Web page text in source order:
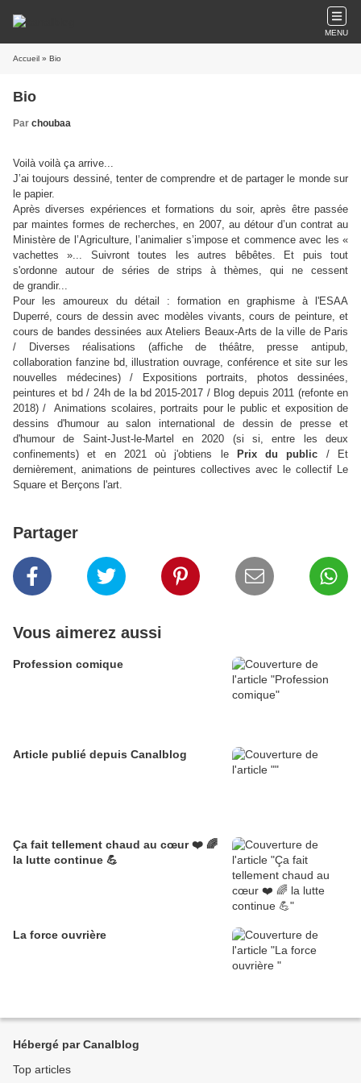
MENU
Accueil » Bio
Bio
Par choubaa
Voilà voilà ça arrive...
J’ai toujours dessiné, tenter de comprendre et de partager le monde sur
le papier.
Après diverses expériences et formations du soir, après être passée
par maintes formes de recherches, en 2007, au détour d’un contrat au
Ministère de l’Agriculture, l’animalier s’impose et commence avec les «
vachettes »... Suivront toutes les autres bêbêtes. Et puis tout
s'ordonne autour de séries de strips à thèmes, qui ne cessent
de grandir...
Pour les amoureux du détail : formation en graphisme à l'ESAA
Duperré, cours de dessin avec modèles vivants, cours de peinture, et
cours de bandes dessinées aux Ateliers Beaux-Arts de la ville de Paris
/
Diverses réalisations (affiche de théâtre, presse antipub,
collaboration fanzine bd, illustration ouvrage, conférence et site sur les
nouvelles médecines) / Expositions portraits, photos dessinées,
peintures et bd / 24h de la bd 2015-2017 / Blog depuis 2011 (refonte en
2018) / Animations scolaires, portraits pour le public et exposition de
dessins d'humour au salon international de dessin de presse et
d'humour de Saint-Just-le-Martel en 2020 (si si, entre les deux
confinements) et en 2021 où j'obtiens le
Prix du public / Et
dernièrement, animations de peintures collectives avec le collectif Le
Square et Berçons l'art.
Partager
Vous aimerez aussi
Profession comique
Article publié depuis Canalblog
Ça fait tellement chaud au cœur ❤️ 🌈
la lutte continue 💪
La force ouvrière
Hébergé par Canalblog
Top articles